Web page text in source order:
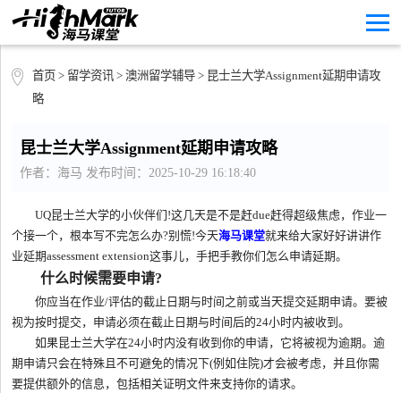
首页 > 留学资讯> 澳洲留学辅导> 昆士兰大学Assignment延期申请攻
略
昆士兰大学Assignment延期申请攻略
作者：海马 发布时间：2025-10-29 16:18:40
UQ昆士兰大学的小伙伴们!这几天是不是赶due赶得超级焦虑，作业一
个接一个，根本写不完怎么办?别慌!今天海马课堂就来给大家好好讲讲作
业延期assessment extension这事儿，手把手教你们怎么申请延期。
什么时候需要申请?
你应当在作业/评估的截止日期与时间之前或当天提交延期申请。要被
视为按时提交，申请必须在截止日期与时间后的24小时内被收到。
如果昆士兰大学在24小时内没有收到你的申请，它将被视为逾期。逾
期申请只会在特殊且不可避免的情况下(例如住院)才会被考虑，并且你需
要提供额外的信息，包括相关证明文件来支持你的请求。